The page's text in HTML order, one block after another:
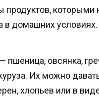
продуктов, которыми
в домашних условиях.
пшеница, овсянка,
Их можно
хлопьев или в